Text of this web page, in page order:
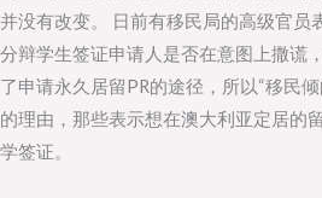
并没有改变。 日前有移民局的高级官员
分辩学生签证申请人是否在意图上撒谎
了申请永久居留PR的途径，所以“移民
的理由，那些表示想在澳大利亚定居的
学签证。